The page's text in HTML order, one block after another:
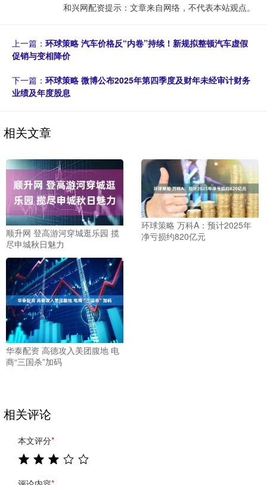
和兴网配资提示：文章来自网络，不代表本站观点。
上一篇： 环球策略 汽车价格反“内卷”持续！新规拟整顿汽车虚假
促销与变相降价
下一篇： 环球策略 微博公布2025年第四季度及财年未经审计财务
业绩及年度股息
相关文章
顺升网 登高游河穿城逛乐园 揽
尽申城秋日魅力
环球策略 万科A：预计2025年
净亏损约820亿元
华泰配资 高德攻入美团腹地 电
商“三国杀”加码
相关评论
本文评分*